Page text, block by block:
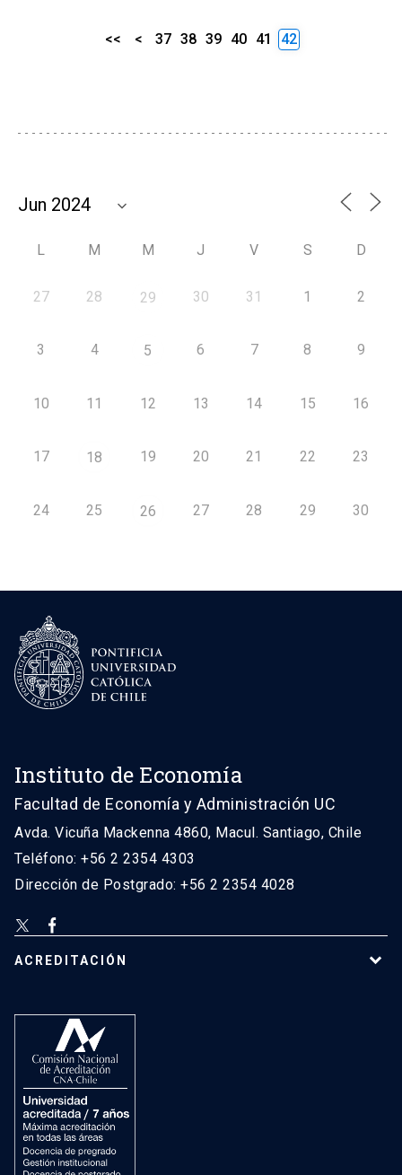
<< < 37 38 39 40 41 42
L M M J V S D
27 28 29 30 31 1 2
3 4 5 6 7 8 9
10 11 12 13 14 15 16
17 18 19 20 21 22 23
24 25 26 27 28 29 30
Instituto de Economía
Facultad de Economía y Administración UC
Avda. Vicuña Mackenna 4860, Macul. Santiago, Chile
Teléfono: +56 2 2354 4303
Dirección de Postgrado: +56 2 2354 4028
ACREDITACIÓN